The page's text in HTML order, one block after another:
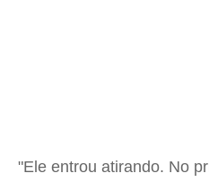
"Ele entrou atirando. No